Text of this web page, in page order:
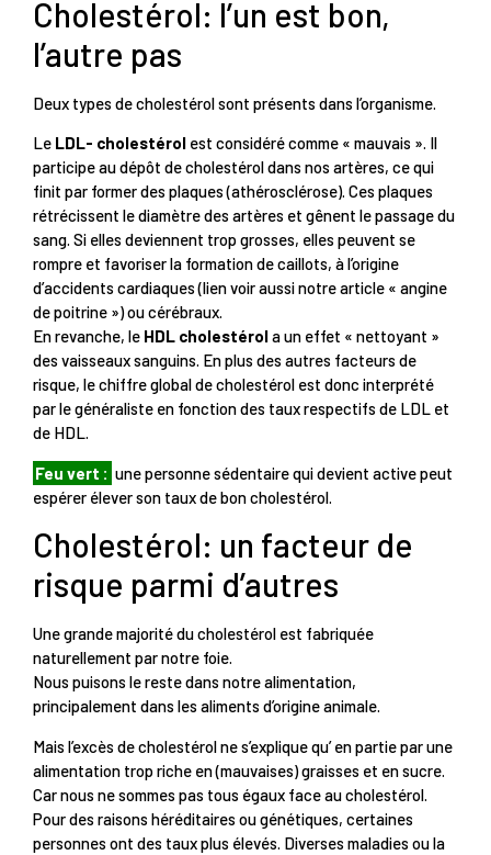
Cholestérol: l’un est bon,
l’autre pas
Deux types de cholestérol sont présents dans l’organisme.
Le LDL- cholestérol est considéré comme « mauvais ». Il
participe au dépôt de cholestérol dans nos artères, ce qui
finit par former des plaques (athérosclérose). Ces plaques
rétrécissent le diamètre des artères et gênent le passage du
sang. Si elles deviennent trop grosses, elles peuvent se
rompre et favoriser la formation de caillots, à l’origine
d’accidents cardiaques (lien voir aussi notre article « angine
de poitrine ») ou cérébraux.
En revanche, le HDL cholestérola un effet « nettoyant »
des vaisseaux sanguins. En plus des autres facteurs de
risque, le chiffre global de cholestérol est donc interprété
par le généraliste en fonction des taux respectifs de LDL et
de HDL.
Feu vert : une personne sédentaire qui devient active peut
espérer élever son taux de bon cholestérol.
Cholestérol: un facteur de
risque parmi d’autres
Une grande majorité du cholestérol est fabriquée
naturellement par notre foie.
Nous puisons le reste dans notre alimentation,
principalement dans les aliments d’origine animale.
Mais l’excès de cholestérol ne s’explique qu’ en partie par une
alimentation trop riche en (mauvaises) graisses et en sucre.
Car nous ne sommes pas tous égaux face au cholestérol.
Pour des raisons héréditaires ou génétiques, certaines
personnes ont des taux plus élevés. Diverses maladies ou la